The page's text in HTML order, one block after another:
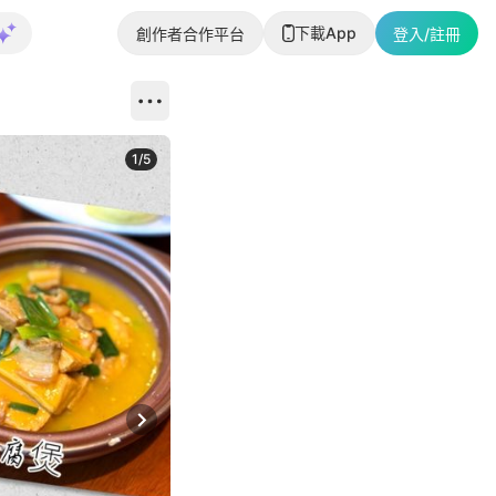
創作者合作平台 下載App 登入/註冊
Next slide
1/5